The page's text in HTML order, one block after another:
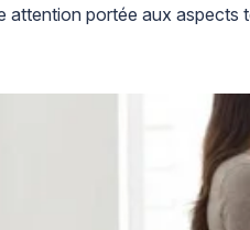
attention portée aux aspects
de vos cloisons. […]